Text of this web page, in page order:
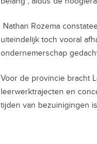
Nathan Rozema
uiteindelijk toch vooral
ondernemerschap
Voor de provincie bracht
leerwerktrajecten en
tijden van bezuinigingen